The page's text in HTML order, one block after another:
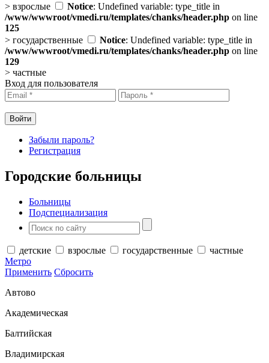
> взрослые Notice: Undefined variable: type_title in
/www/wwwroot/vmedi.ru/templates/chanks/header.php on line
125
> государственные Notice: Undefined variable: type_title in
/www/wwwroot/vmedi.ru/templates/chanks/header.php on line
129
> частные
Вход для пользователя
Забыли пароль?
Регистрация
Городские больницы
Больницы
Подспециализация
детские взрослые государственные
частные
Метро
Применить Сбросить
Автово
Академическая
Балтийская
Владимирская